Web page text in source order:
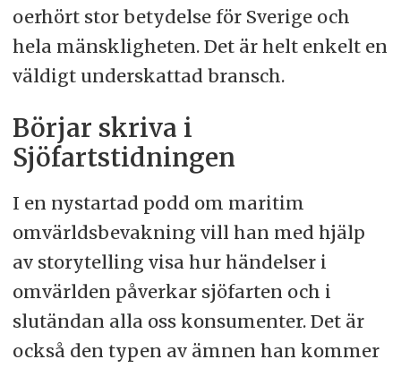
oerhört stor betydelse för Sverige och
hela mänskligheten. Det är helt enkelt en
väldigt underskattad bransch.
Börjar skriva i
Sjöfartstidningen
I en nystartad podd om maritim
omvärldsbevakning vill han med hjälp
av storytelling visa hur händelser i
omvärlden påverkar sjöfarten och i
slutändan alla oss konsumenter. Det är
också den typen av ämnen han kommer